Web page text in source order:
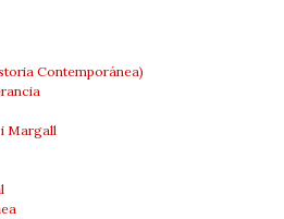
Contemporánea)
Margall